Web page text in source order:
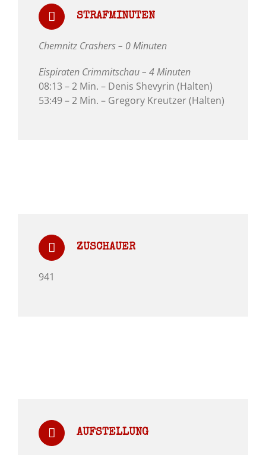
STRAFMINUTEN
Chemnitz Crashers – 0 Minuten
Eispiraten Crimmitschau – 4 Minuten
08:13 – 2 Min. – Denis Shevyrin (Halten)
53:49 – 2 Min. – Gregory Kreutzer (Halten)
ZUSCHAUER
941
AUFSTELLUNG